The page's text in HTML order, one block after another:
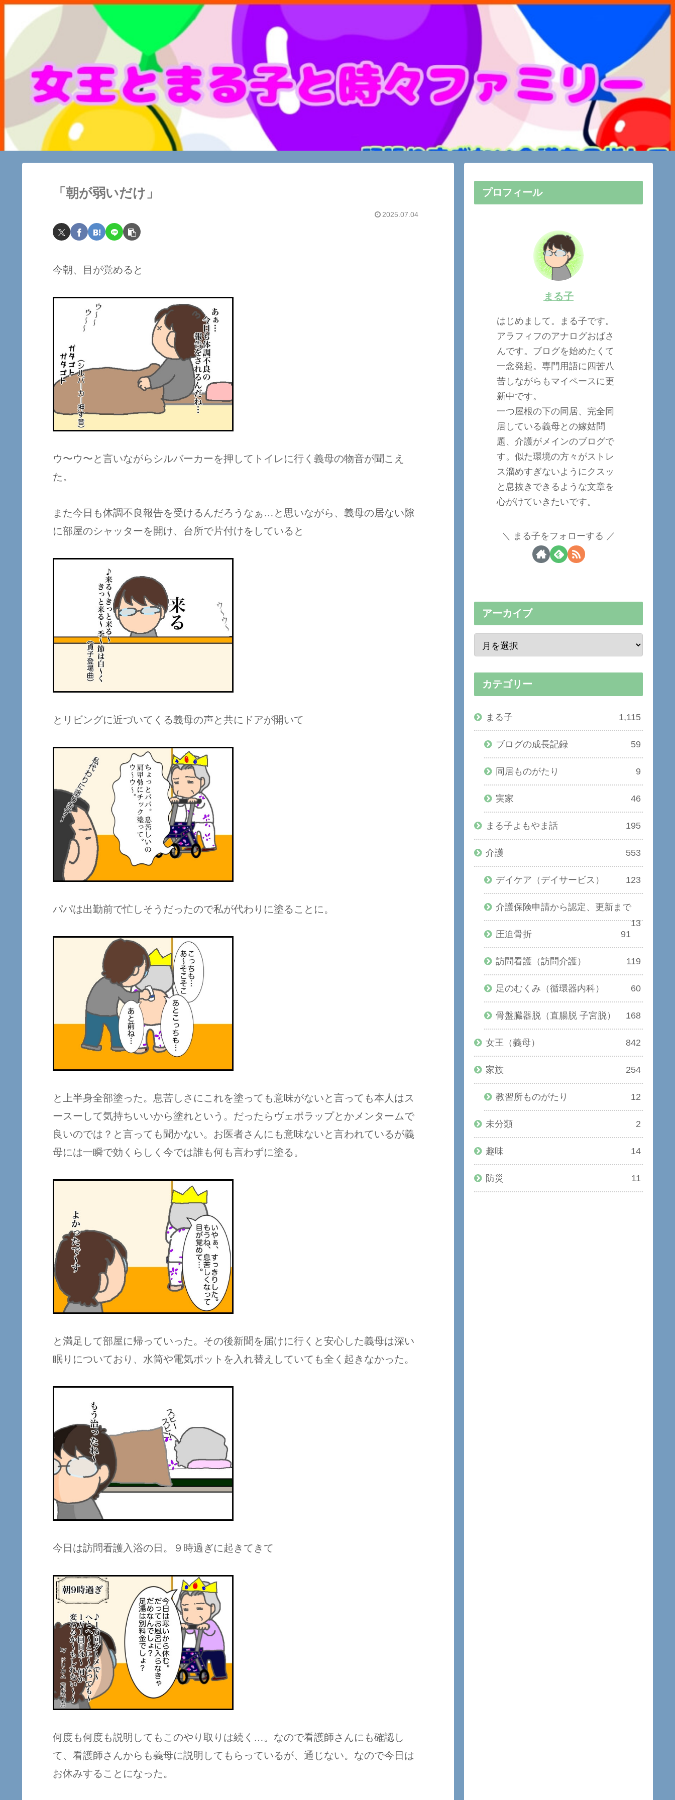
「朝が弱いだけ」
2025.07.04
今朝、目が覚めると
ウ〜ウ〜と言いながらシルバーカーを押してトイレに行く義母の物音が聞こえ
た。
また今日も体調不良報告を受けるんだろうなぁ…と思いながら、義母の居ない隙
に部屋のシャッターを開け、台所で片付けをしていると
とリビングに近づいてくる義母の声と共にドアが開いて
パパは出勤前で忙しそうだったので私が代わりに塗ることに。
と上半身全部塗った。息苦しさにこれを塗っても意味がないと言っても本人はス
ースーして気持ちいいから塗れという。だったらヴェポラップとかメンタームで
良いのでは？と言っても聞かない。お医者さんにも意味ないと言われているが義
母には一瞬で効くらしく今では誰も何も言わずに塗る。
と満足して部屋に帰っていった。その後新聞を届けに行くと安心した義母は深い
眠りについており、水筒や電気ポットを入れ替えしていても全く起きなかった。
今日は訪問看護入浴の日。９時過ぎに起きてきて
何度も何度も説明してもこのやり取りは続く…。なので看護師さんにも確認し
て、看護師さんからも義母に説明してもらっているが、通じない。なので今日は
お休みすることになった。
プロフィール
まる子
はじめまして。まる子です。
アラフィフのアナログおばさ
んです。ブログを始めたくて
一念発起。専門用語に四苦八
苦しながらもマイペースに更
新中です。
一つ屋根の下の同居、完全同
居している義母との嫁姑問
題、介護がメインのブログで
す。似た環境の方々がストレ
ス溜めすぎないようにクスッ
と息抜きできるような文章を
心がけていきたいです。
まる子をフォローする
アーカイブ
カテゴリー
まる子 1,115
ブログの成長記録 59
同居ものがたり 9
実家 46
まる子よもやま話 195
介護 553
デイケア（デイサービス） 123
介護保険申請から認定、更新まで
13
圧迫骨折
91
訪問看護（訪問介護） 119
足のむくみ（循環器内科） 60
骨盤臓器脱（直腸脱 子宮脱） 168
女王（義母） 842
家族 254
教習所ものがたり 12
未分類 2
趣味 14
防災 11